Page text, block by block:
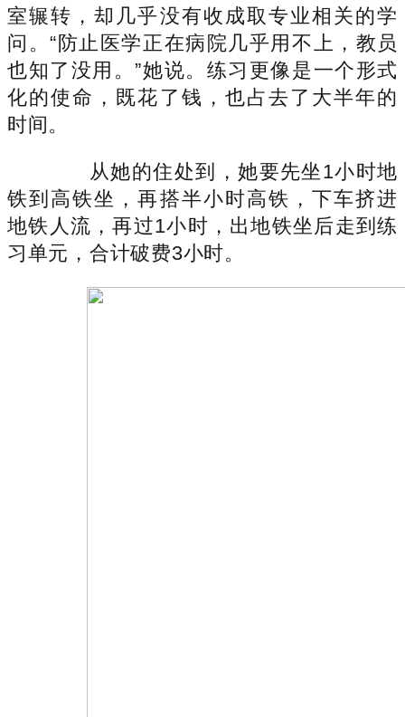
室辗转，却几乎没有收成取专业相关的学
问。“防止医学正在病院几乎用不上，教员
也知了没用。”她说。练习更像是一个形式
化的使命，既花了钱，也占去了大半年的
时间。
从她的住处到，她要先坐1小时地
铁到高铁坐，再搭半小时高铁，下车挤进
地铁人流，再过1小时，出地铁坐后走到练
习单元，合计破费3小时。